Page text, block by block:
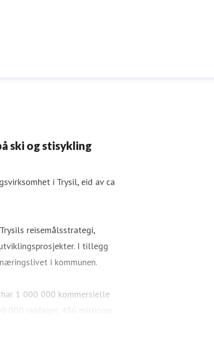
ski og stisykling
i Trysil, eid av ca
reisemålsstrategi,
I tillegg
i kommunen.
1 000 000 kommersielle
000 skidager, 456 millioner
med langrennsløyper. Over
sykkelparker, over 65 km